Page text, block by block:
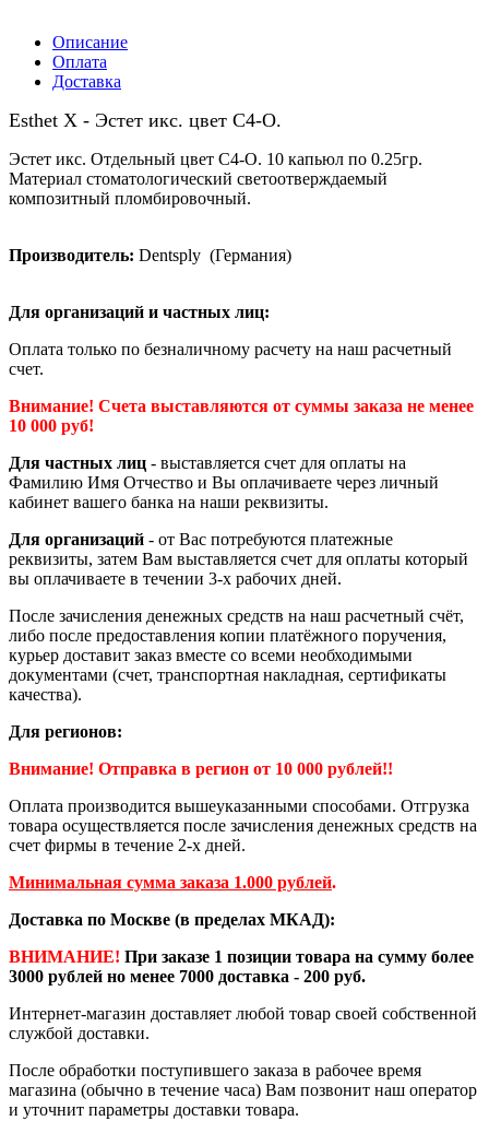
Описание
Оплата
Доставка
Esthet X - Эстет икс. цвет C4-O.
Эстет икс. Отдельный цвет C4-O. 10 капьюл по 0.25гр.
Материал стоматологический светоотверждаемый
композитный пломбировочный.
Производитель: Dentsply (Германия)
Для организаций и частных лиц:
Оплата только по безналичному расчету на наш расчетный
счет.
Внимание! Счета выставляются от суммы заказа не менее
10 000 руб!
Для частных лиц - выставляется счет для оплаты на
Фамилию Имя Отчество и Вы оплачиваете через личный
кабинет вашего банка на наши реквизиты.
Для организаций - от Вас потребуются платежные
реквизиты, затем Вам выставляется счет для оплаты который
вы оплачиваете в течении 3-х рабочих дней.
После зачисления денежных средств на наш расчетный счёт,
либо после предоставления копии платёжного поручения,
курьер доставит заказ вместе со всеми необходимыми
документами (счет, транспортная накладная, сертификаты
качества).
Для регионов:
Внимание! Отправка в регион от 10 000 рублей!!
Оплата производится вышеуказанными способами. Отгрузка
товара осуществляется после зачисления денежных средств на
счет фирмы в течение 2-х дней.
Минимальная сумма заказа 1.000 рублей.
Доставка по Москве (в пределах МКАД):
ВНИМАНИЕ! При заказе 1 позиции товара на сумму более
3000 рублей но менее 7000 доставка - 200 руб.
Интернет-магазин доставляет любой товар своей собственной
службой доставки.
После обработки поступившего заказа в рабочее время
магазина (обычно в течение часа) Вам позвонит наш оператор
и уточнит параметры доставки товара.